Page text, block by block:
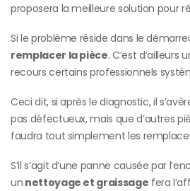
proposera la meilleure solution pour
Si le problème réside dans le
remplacer la pièce. C’est
recours certains professionnels
Ceci dit, si après le diagnostic, il
pas défectueux, mais que d’autres
faudra tout simplement les
S’il s’agit d’une panne causée par
un nettoyage et graissage fera